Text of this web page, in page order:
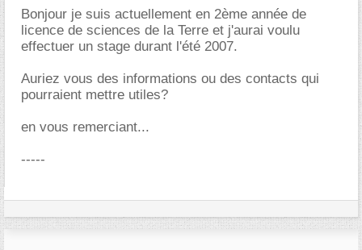
Bonjour je suis actuellement en 2ème année de
licence de sciences de la Terre et j'aurai voulu
effectuer un stage durant l'été 2007.
Auriez vous des informations ou des contacts qui
pourraient mettre utiles?
en vous remerciant...
-----